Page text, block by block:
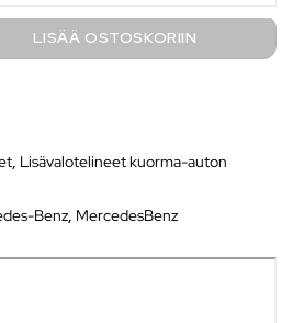
LISÄÄ OSTOSKORIIN
, Lisävalotelineet kuorma-auton
Benz, MercedesBenz